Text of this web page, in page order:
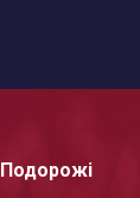
Подорожі